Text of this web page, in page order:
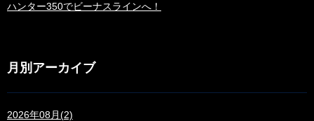
ハンター350でビーナスラインへ！
月別アーカイブ
2026年08月(2)